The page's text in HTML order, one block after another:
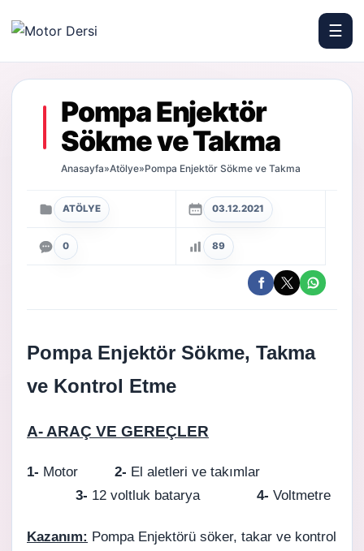
Motor Dersi
☰
Pompa Enjektör
Sökme ve Takma
Anasayfa»Atölye»Pompa Enjektör Sökme ve Takma
ATÖLYE 03.12.2021
0 89
Pompa Enjektör Sökme, Takma
ve Kontrol Etme
A- ARAÇ VE GEREÇLER
1- Motor 2- El aletleri ve takımlar
3- 12 voltluk batarya 4- Voltmetre
Kazanım: Pompa Enjektörü söker, takar ve kontrol